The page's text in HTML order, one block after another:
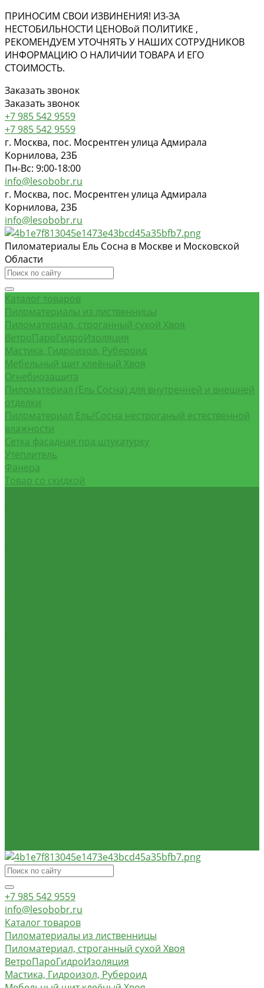
ПРИНОСИМ СВОИ ИЗВИНЕНИЯ! ИЗ-ЗА
НЕСТОБИЛЬНОСТИ ЦЕНОВой ПОЛИТИКЕ ,
РЕКОМЕНДУЕМ УТОЧНЯТЬ У НАШИХ СОТРУДНИКОВ
ИНФОРМАЦИЮ О НАЛИЧИИ ТОВАРА И ЕГО
СТОИМОСТЬ.
Заказать звонок
Заказать звонок
+7 985 542 9559
+7 985 542 9559
г. Москва, пос. Мосрентген улица Адмирала
Корнилова, 23Б
Пн-Вс: 9:00-18:00
info@lesobobr.ru
г. Москва, пос. Мосрентген улица Адмирала
Корнилова, 23Б
info@lesobobr.ru
Пиломатериалы Ель Сосна в Москве и Московской
Области
Каталог товаров
Пиломатериалы из лиственницы
Пиломатериал, строганный сухой Хвоя
ВетроПароГидроИзоляция
Мастика, Гидроизол, Рубероид
Мебельный щит клеёный Хвоя
Огнебиозащита
Пиломатериал (Ель Сосна) для внутренней и внешней
отделки
Пиломатериал Ель/Сосна нестроганый естественной
влажности
Сетка фасадная под штукатурку
Утеплитель
Фанера
Товар со скидкой
+7 985 542 9559
info@lesobobr.ru
Каталог товаров
Пиломатериалы из лиственницы
Пиломатериал, строганный сухой Хвоя
ВетроПароГидроИзоляция
Мастика, Гидроизол, Рубероид